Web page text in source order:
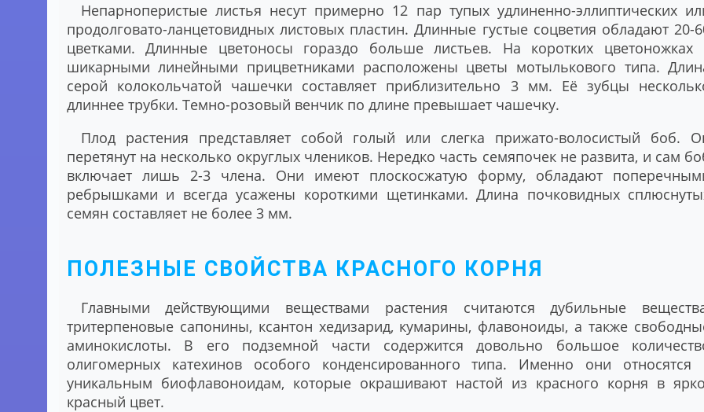
Непарноперистые листья несут примерно 12 пар тупых удлиненно-эллиптических
продолговато-ланцетовидных листовых пластин. Длинные густые соцветия обладают 20-
цветками. Длинные цветоносы гораздо больше листьев. На коротких цветоножках
шикарными линейными прицветниками расположены цветы мотылькового типа.
серой колокольчатой чашечки составляет приблизительно 3 мм. Её зубцы
длиннее трубки. Темно-розовый венчик по длине превышает чашечку.
Плод растения представляет собой голый или слегка прижато-волосистый боб.
перетянут на несколько округлых члеников. Нередко часть семяпочек не развита, и сам
включает лишь 2-3 члена. Они имеют плоскосжатую форму, обладают
ребрышками и всегда усажены короткими щетинками. Длина почковидных
семян составляет не более 3 мм.
ПОЛЕЗНЫЕ СВОЙСТВА КРАСНОГО КОРНЯ
Главными действующими веществами растения считаются дубильные
тритерпеновые сапонины, ксантон хедизарид, кумарины, флавоноиды, а также
аминокислоты. В его подземной части содержится довольно большое
олигомерных катехинов особого конденсированного типа. Именно они относятся
уникальным биофлавоноидам, которые окрашивают настой из красного корня в
красный цвет.